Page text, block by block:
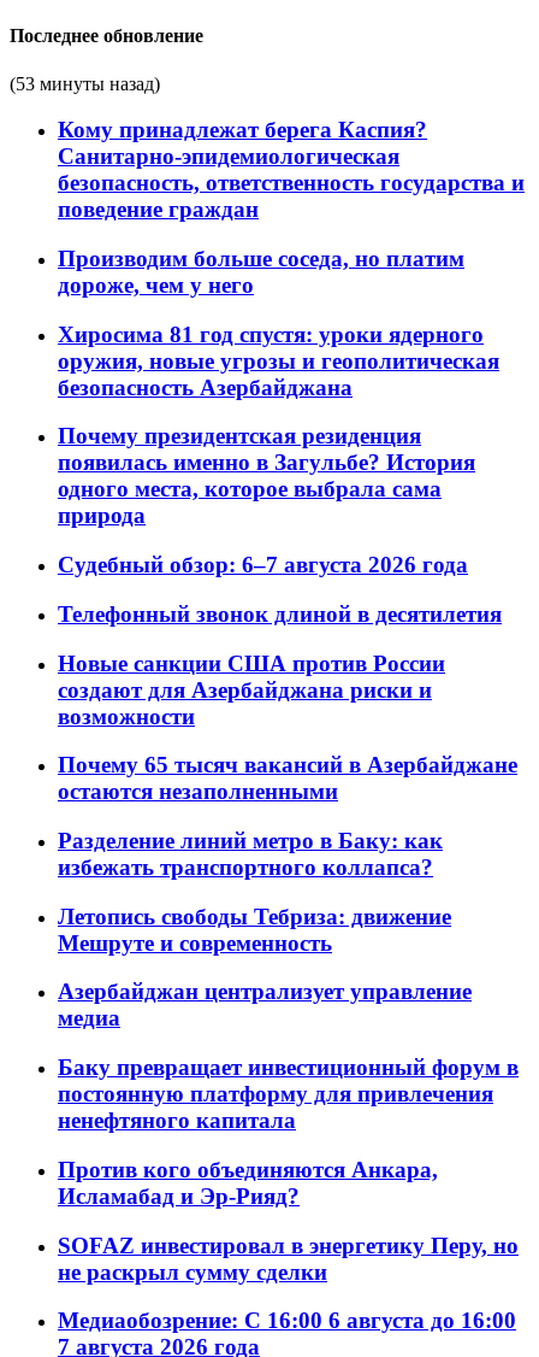
Последнее обновление
(53 минуты назад)
Кому принадлежат берега Каспия?
Санитарно-эпидемиологическая
безопасность, ответственность государства и
поведение граждан
Производим больше соседа, но платим
дороже, чем у него
Хиросима 81 год спустя: уроки ядерного
оружия, новые угрозы и геополитическая
безопасность Азербайджана
Почему президентская резиденция
появилась именно в Загульбе? История
одного места, которое выбрала сама
природа
Судебный обзор: 6–7 августа 2026 года
Телефонный звонок длиной в десятилетия
Новые санкции США против России
создают для Азербайджана риски и
возможности
Почему 65 тысяч вакансий в Азербайджане
остаются незаполненными
Разделение линий метро в Баку: как
избежать транспортного коллапса?
Летопись свободы Тебриза: движение
Мешруте и современность
Азербайджан централизует управление
медиа
Баку превращает инвестиционный форум в
постоянную платформу для привлечения
ненефтяного капитала
Против кого объединяются Анкара,
Исламабад и Эр-Рияд?
SOFAZ инвестировал в энергетику Перу, но
не раскрыл сумму сделки
Медиаобозрение: С 16:00 6 августа до 16:00
7 августа 2026 года